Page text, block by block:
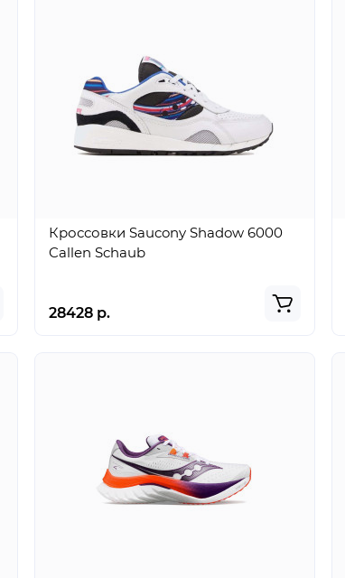
Кроссовки Saucony Shadow 6000
Callen Schaub
28428 р.